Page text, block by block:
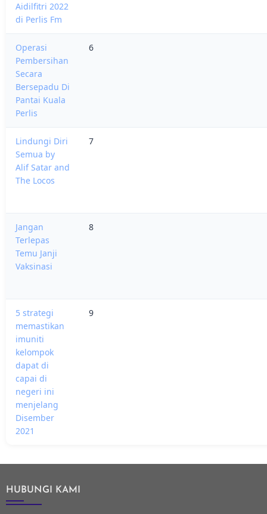
Aidilfitri 2022
di Perlis Fm
Operasi
Pembersihan
Secara
Bersepadu Di
Pantai Kuala
Perlis
6
Lindungi Diri
Semua by
Alif Satar and
The Locos
7
Jangan
Terlepas
Temu Janji
Vaksinasi
8
5 strategi
memastikan
imuniti
kelompok
dapat di
capai di
negeri ini
menjelang
Disember
2021
9
HUBUNGI KAMI